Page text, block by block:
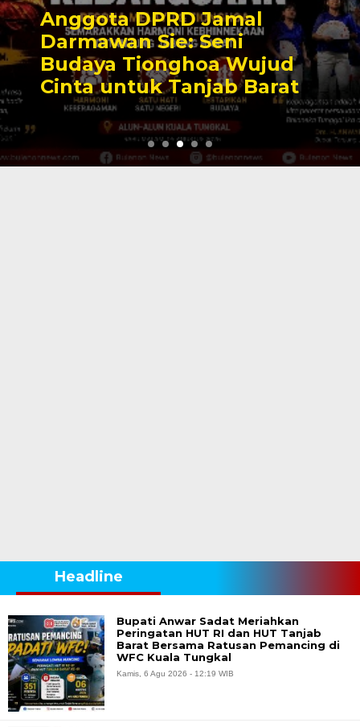
Anggota DPRD Jamal
Darmawan Sie: Seni
Budaya Tionghoa Wujud
Cinta untuk Tanjab Barat
Headline
Bupati Anwar Sadat Meriahkan
Peringatan HUT RI dan HUT Tanjab
Barat Bersama Ratusan Pemancing di
WFC Kuala Tungkal
Kamis, 6 Agu 2026 - 12:19 WIB